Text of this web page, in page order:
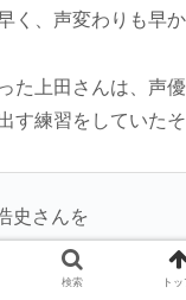
く、声変わりも早
た上田さんは、声
す練習をしていたそ
史さんを
検索 ト